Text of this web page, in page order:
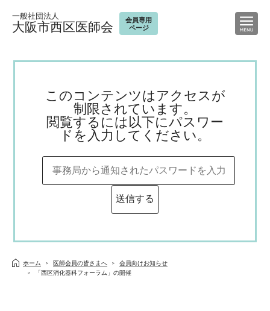
一般社団法人
大阪市西区医師会
会員専用
ページ
このコンテンツはアクセスが
制限されています。
閲覧するには以下にパスワー
ドを入力してください。
ホーム 医師会員の皆さまへ
会員向けお知らせ
「西区消化器科フォーラム」の開催